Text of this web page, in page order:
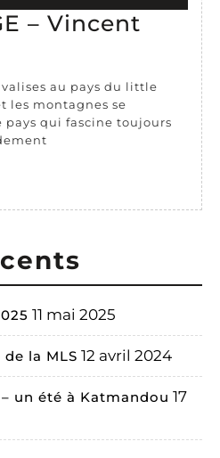
février
– Vincent
au pays du little
les montagnes se
pays qui fascine toujours
11 mai 2025
la MLS 12 avril 2024
un été à Katmandou 17